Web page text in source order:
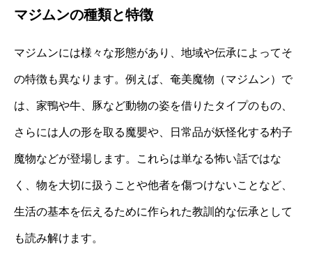
マジムンの種類と特徴
マジムンには様々な形態があり、地域や伝承によってそ
の特徴も異なります。例えば、奄美魔物（マジムン）で
は、家鴨や牛、豚など動物の姿を借りたタイプのもの、
さらには人の形を取る魔嬰や、日常品が妖怪化する杓子
魔物などが登場します。これらは単なる怖い話ではな
く、物を大切に扱うことや他者を傷つけないことなど、
生活の基本を伝えるために作られた教訓的な伝承として
も読み解けます。